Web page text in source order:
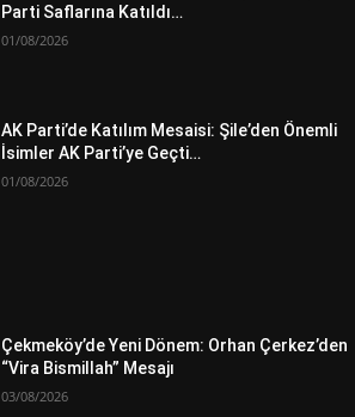
Parti Saflarına Katıldı…
01/08/2026
AK Parti’de Katılım Mesaisi: Şile’den Önemli
İsimler AK Parti’ye Geçti…
01/08/2026
Çekmeköy’de Yeni Dönem: Orhan Çerkez’den
“Vira Bismillah” Mesajı
03/08/2026